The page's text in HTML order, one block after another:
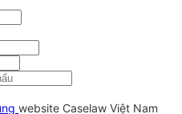
website Caselaw Việt Nam